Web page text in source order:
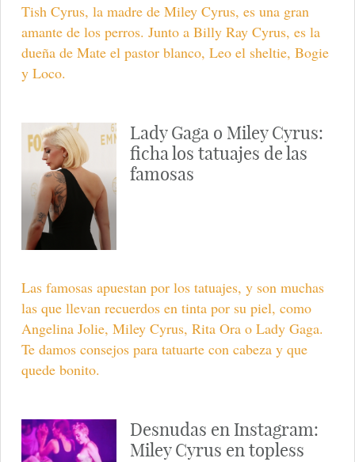
Tish Cyrus, la madre de Miley Cyrus, es una gran
amante de los perros. Junto a Billy Ray Cyrus, es la
dueña de Mate el pastor blanco, Leo el sheltie, Bogie
y Loco.
Lady Gaga o Miley Cyrus:
ficha los tatuajes de las
famosas
Las famosas apuestan por los tatuajes, y son muchas
las que llevan recuerdos en tinta por su piel, como
Angelina Jolie, Miley Cyrus, Rita Ora o Lady Gaga.
Te damos consejos para tatuarte con cabeza y que
quede bonito.
Desnudas en Instagram:
Miley Cyrus en topless